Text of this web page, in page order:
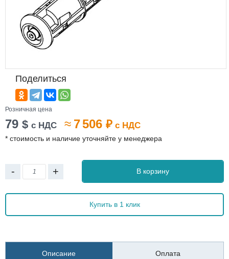
Поделиться
Розничная цена
79 $ с НДС ≈ 7 506 ₽ с НДС
* стоимость и наличие уточняйте у менеджера
- + В корзину
Купить в 1 клик
Описание Оплата